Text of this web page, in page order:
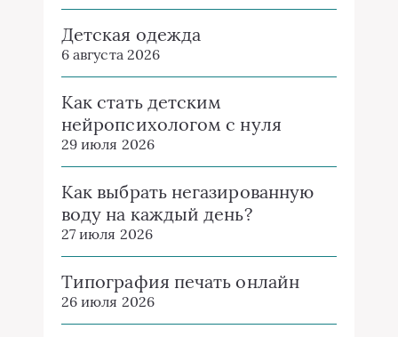
Детская одежда
6 августа 2026
Как стать детским
нейропсихологом с нуля
29 июля 2026
Как выбрать негазированную
воду на каждый день?
27 июля 2026
Типография печать онлайн
26 июля 2026